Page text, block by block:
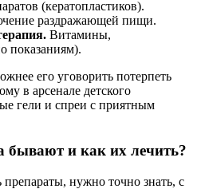
(кератопластиков).
раздражающей пищи.
Витамины,
показаниям).
его уговорить потерпеть
в арсенале детского
гели и спреи с приятным
бывают и как их лечить?
нужно точно знать, с